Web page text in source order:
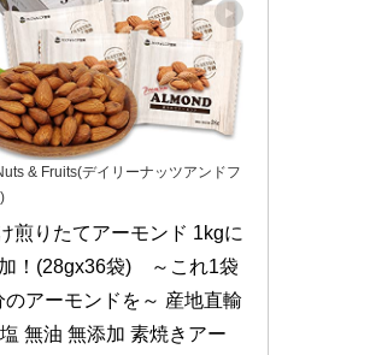
& Fruits(デイリーナッツアンドフ
煎りたてアーモンド 1kgに
！(28gx36袋)　～これ1袋
のアーモンドを～ 産地直輸
無油 無添加 素焼きアー